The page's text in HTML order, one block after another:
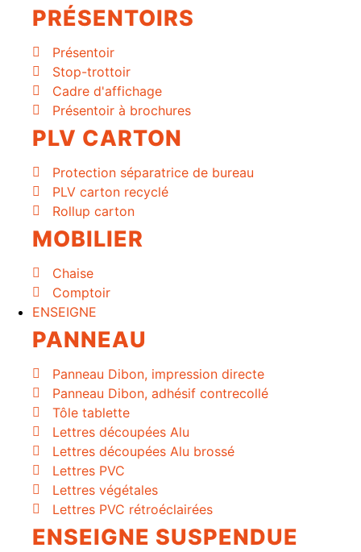
PRÉSENTOIRS
Présentoir
Stop-trottoir
Cadre d'affichage
Présentoir à brochures
PLV CARTON
Protection séparatrice de bureau
PLV carton recyclé
Rollup carton
MOBILIER
Chaise
Comptoir
ENSEIGNE
PANNEAU
Panneau Dibon, impression directe
Panneau Dibon, adhésif contrecollé
Tôle tablette
Lettres découpées Alu
Lettres découpées Alu brossé
Lettres PVC
Lettres végétales
Lettres PVC rétroéclairées
ENSEIGNE SUSPENDUE